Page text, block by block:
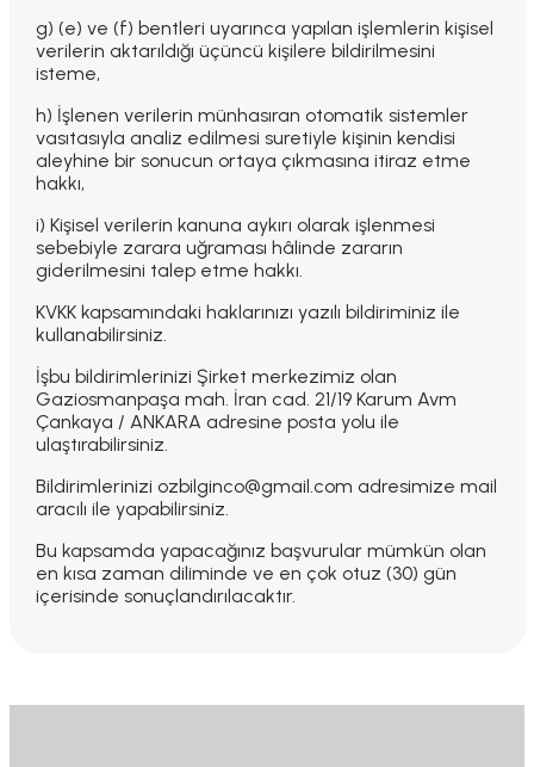
g) (e) ve (f) bentleri uyarınca yapılan işlemlerin kişisel
verilerin aktarıldığı üçüncü kişilere bildirilmesini
isteme,
h) İşlenen verilerin münhasıran otomatik sistemler
vasıtasıyla analiz edilmesi suretiyle kişinin kendisi
aleyhine bir sonucun ortaya çıkmasına itiraz etme
hakkı,
i) Kişisel verilerin kanuna aykırı olarak işlenmesi
sebebiyle zarara uğraması hâlinde zararın
giderilmesini talep etme hakkı.
KVKK kapsamındaki haklarınızı yazılı bildiriminiz ile
kullanabilirsiniz.
İşbu bildirimlerinizi Şirket merkezimiz olan
Gaziosmanpaşa mah. İran cad. 21/19 Karum Avm
Çankaya / ANKARA adresine posta yolu ile
ulaştırabilirsiniz.
Bildirimlerinizi ozbilginco@gmail.com adresimize mail
aracılı ile yapabilirsiniz.
Bu kapsamda yapacağınız başvurular mümkün olan
en kısa zaman diliminde ve en çok otuz (30) gün
içerisinde sonuçlandırılacaktır.